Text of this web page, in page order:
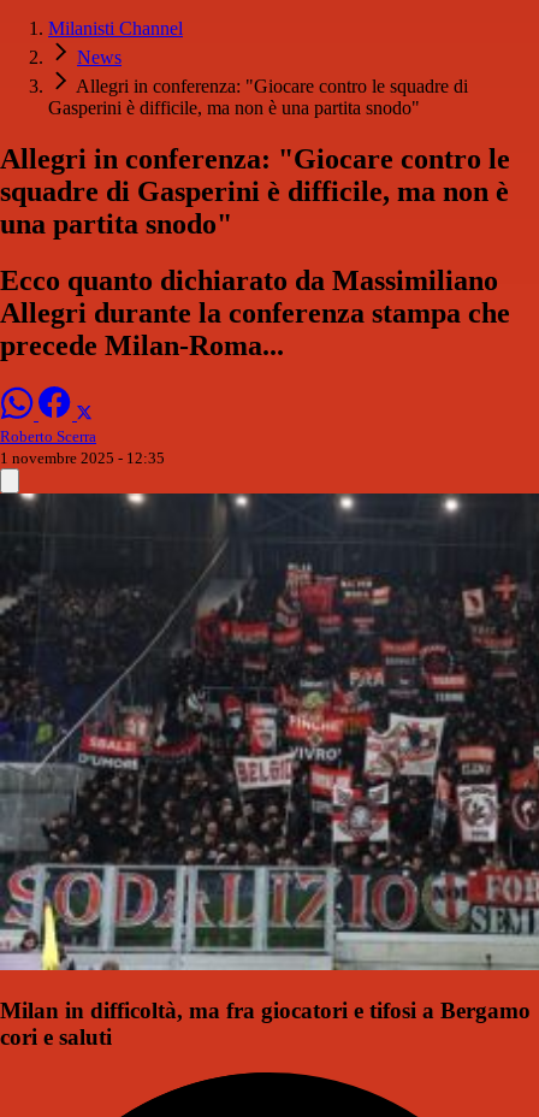
Milanisti Channel
News
Allegri in conferenza: "Giocare contro le squadre di
Gasperini è difficile, ma non è una partita snodo"
Allegri in conferenza: "Giocare contro le
squadre di Gasperini è difficile, ma non è
una partita snodo"
Ecco quanto dichiarato da Massimiliano
Allegri durante la conferenza stampa che
precede Milan-Roma...
Roberto Scerra
1 novembre 2025 - 12:35
Milan in difficoltà, ma fra giocatori e tifosi a Bergamo
cori e saluti